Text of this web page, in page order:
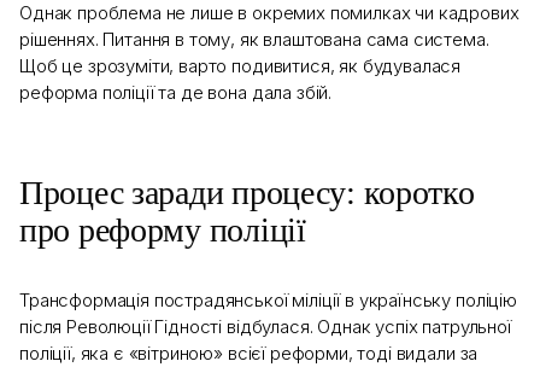
Однак проблема не лише в окремих помилках чи кадрових
рішеннях. Питання в тому, як влаштована сама система.
Щоб це зрозуміти, варто подивитися, як будувалася
реформа поліції та де вона дала збій.
Процес заради процесу: коротко
про реформу поліції
Трансформація пострадянської міліції в українську поліцію
після Революції Гідності відбулася. Однак успіх патрульної
поліції, яка є «вітриною» всієї реформи, тоді видали за